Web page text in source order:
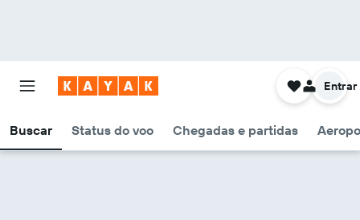
Buscar Status do voo Chegadas e partidas
Entrar